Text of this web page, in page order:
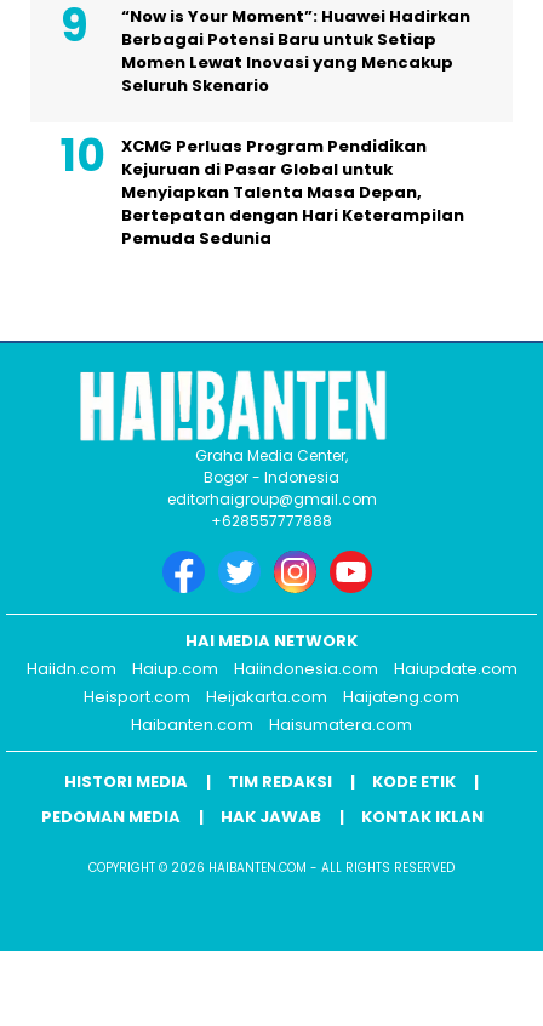
“Now is Your Moment”: Huawei Hadirkan
Berbagai Potensi Baru untuk Setiap
Momen Lewat Inovasi yang Mencakup
Seluruh Skenario
XCMG Perluas Program Pendidikan
Kejuruan di Pasar Global untuk
Menyiapkan Talenta Masa Depan,
Bertepatan dengan Hari Keterampilan
Pemuda Sedunia
Graha Media Center,
Bogor - Indonesia
editorhaigroup@gmail.com
+628557777888
HAI MEDIA NETWORK
Haiidn.com
Haiup.com Haiindonesia.com
Haiupdate.com
Heisport.com
Heijakarta.com
Haijateng.com
Haibanten.com
Haisumatera.com
HISTORI MEDIA TIM REDAKSI
KODE ETIK
PEDOMAN MEDIA
HAK JAWAB KONTAK IKLAN
COPYRIGHT © 2026 HAIBANTEN.COM - ALL RIGHTS RESERVED